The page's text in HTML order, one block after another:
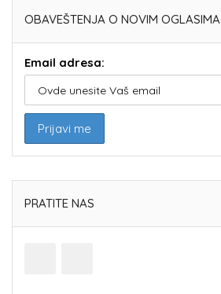
OBAVEŠTENJA O NOVIM OGLASIMA
Email adresa:
PRATITE NAS